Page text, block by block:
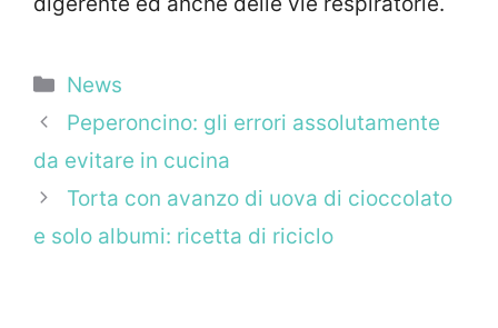
Categorie
News
Peperoncino: gli errori assolutamente
da evitare in cucina
Torta con avanzo di uova di cioccolato
e solo albumi: ricetta di riciclo